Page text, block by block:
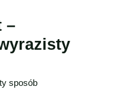
–
sposób